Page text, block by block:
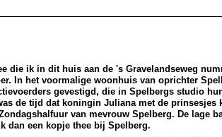
die ik in dit huis aan de 's Gravelandseweg
In het voormalige woonhuis van oprichter
gevestigd, die in Spelbergs studio
de tijd dat koningin Juliana met de prinsesjes
van mevrouw Spelberg. De lage
dan een kopje thee bij Spelberg.